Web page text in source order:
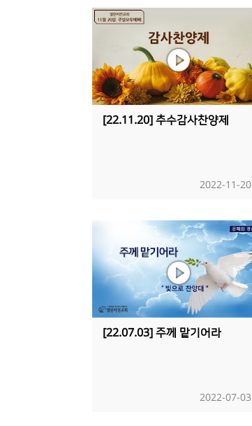
[22.11.20] 추수감사찬양제
2022-11-20
[22.07.03] 주께 맡기어라
2022-07-03